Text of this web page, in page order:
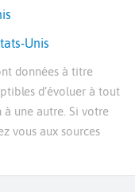
Unis
données à titre
d’évoluer à tout
à une autre. Si votre
vous aux sources